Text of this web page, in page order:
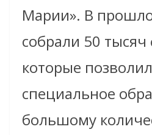
Марии». В
собрали 50 тысяч
которые
специальное
большому